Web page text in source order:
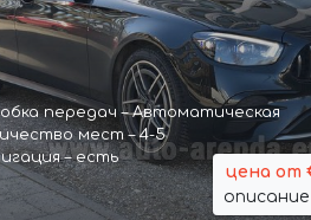
передач – Автоматическая
мест – 4-5
– есть
цена от